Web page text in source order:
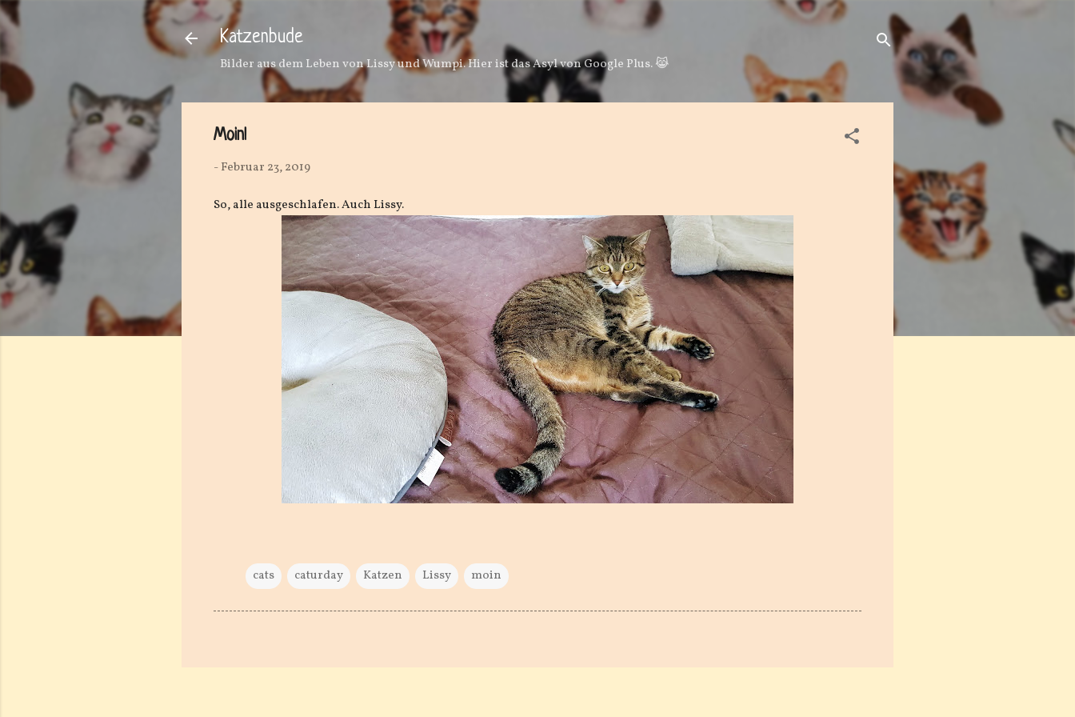
Direkt zum Hauptbereich
Katzenbude
Bilder aus dem Leben von Lissy und Wumpi. Hier ist das Asyl von Google Plus. 😹
Moin!
-Februar 23, 2019
So, alle ausgeschlafen. Auch Lissy.
cats caturday Katzen Lissy moin